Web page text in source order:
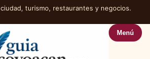
turismo, restaurantes y negocios.
Menú